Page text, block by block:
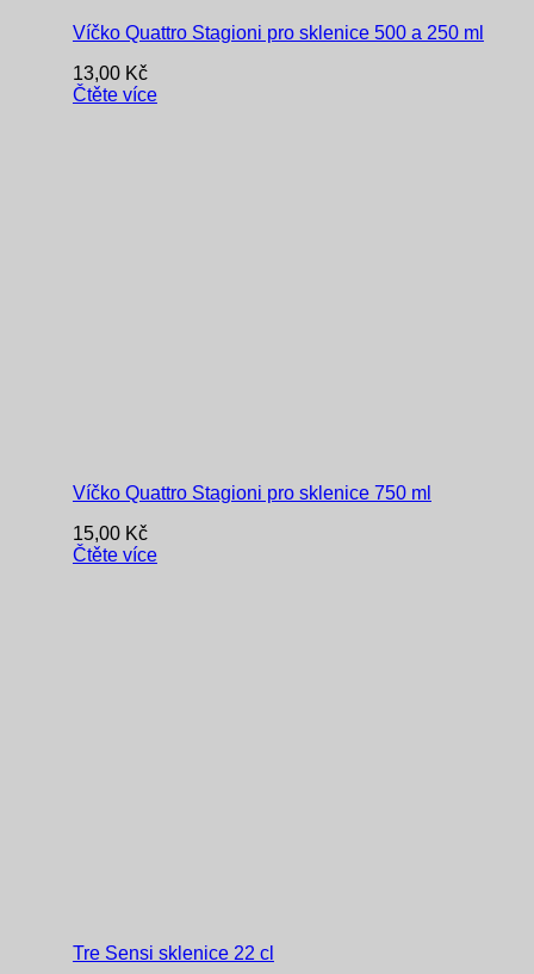
Víčko Quattro Stagioni pro sklenice 500 a 250 ml
13,00 Kč
Čtěte více
Víčko Quattro Stagioni pro sklenice 750 ml
15,00 Kč
Čtěte více
Tre Sensi sklenice 22 cl